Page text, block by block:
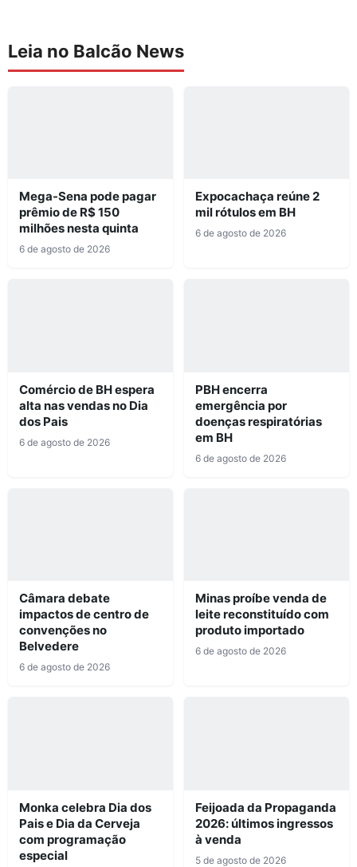
Leia no Balcão News
Mega-Sena pode pagar
prêmio de R$ 150
milhões nesta quinta
6 de agosto de 2026
Expocachaça reúne 2
mil rótulos em BH
6 de agosto de 2026
Comércio de BH espera
alta nas vendas no Dia
dos Pais
6 de agosto de 2026
PBH encerra
emergência por
doenças respiratórias
em BH
6 de agosto de 2026
Câmara debate
impactos de centro de
convenções no
Belvedere
6 de agosto de 2026
Minas proíbe venda de
leite reconstituído com
produto importado
6 de agosto de 2026
Monka celebra Dia dos
Pais e Dia da Cerveja
com programação
especial
Feijoada da Propaganda
2026: últimos ingressos
à venda
5 de agosto de 2026